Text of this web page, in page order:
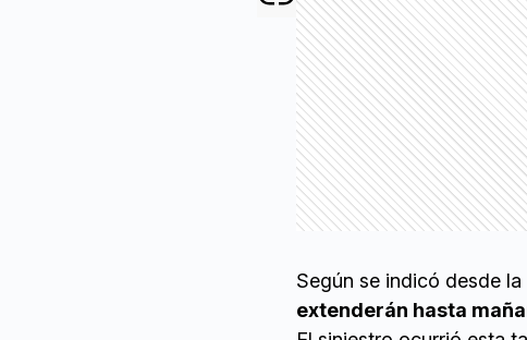
Según se indicó desde
extenderán hasta